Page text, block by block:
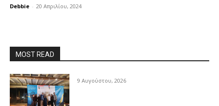
Debbie - 20 Απριλίου, 2024
MOST READ
9 Αυγούστου, 2026